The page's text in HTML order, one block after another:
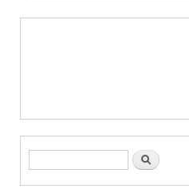
Form di ricerca Cerca